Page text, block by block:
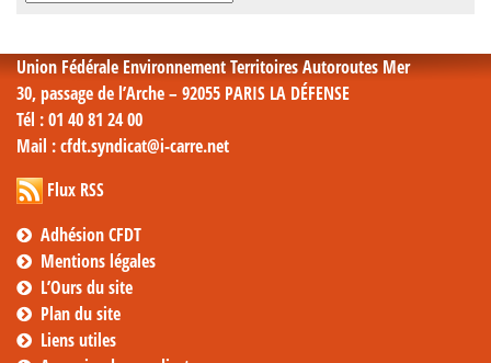
Union Fédérale Environnement Territoires Autoroutes Mer
30, passage de l’Arche – 92055 PARIS LA DÉFENSE
Tél : 01 40 81 24 00
Mail : cfdt.syndicat@i-carre.net
Flux RSS
Adhésion CFDT
Mentions légales
L’Ours du site
Plan du site
Liens utiles